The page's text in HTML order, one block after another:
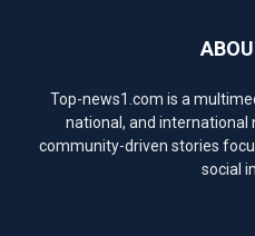
Top-news1.com is a
national, and international
community-driven stories
social